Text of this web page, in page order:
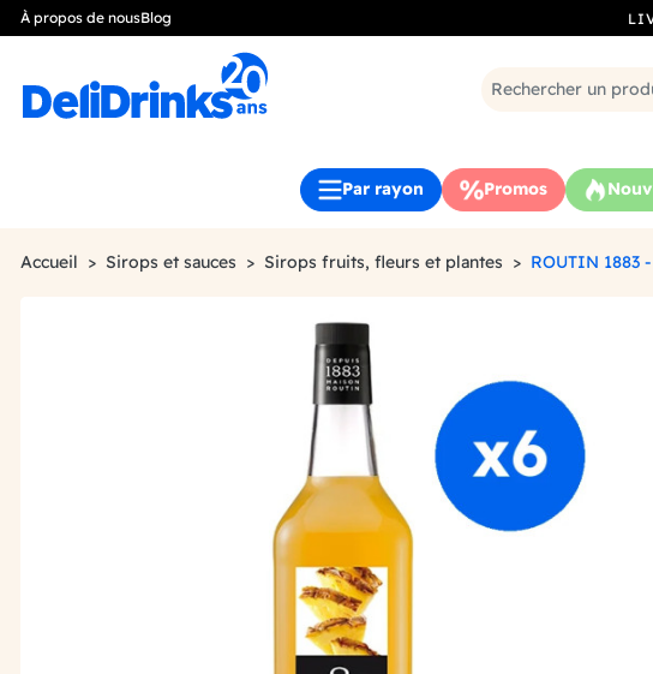
À propos de nousBlog
Par rayon Promos
Accueil Sirops et sauces Sirops fruits, fleurs et plantes ROUTIN 1883